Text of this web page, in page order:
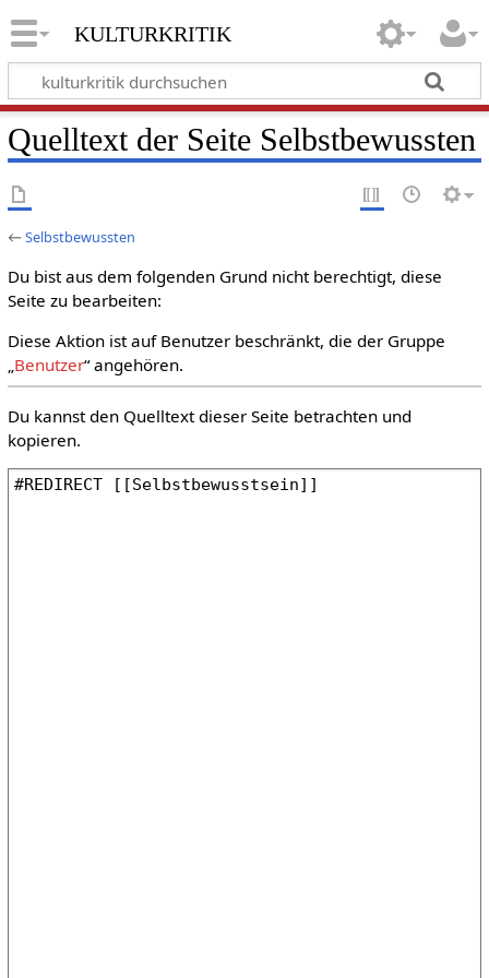
kulturkritik
Quelltext der Seite Selbstbewussten
←Selbstbewussten
Du bist aus dem folgenden Grund nicht berechtigt, diese
Seite zu bearbeiten:
Diese Aktion ist auf Benutzer beschränkt, die der Gruppe
„Benutzer“ angehören.
Du kannst den Quelltext dieser Seite betrachten und
kopieren.